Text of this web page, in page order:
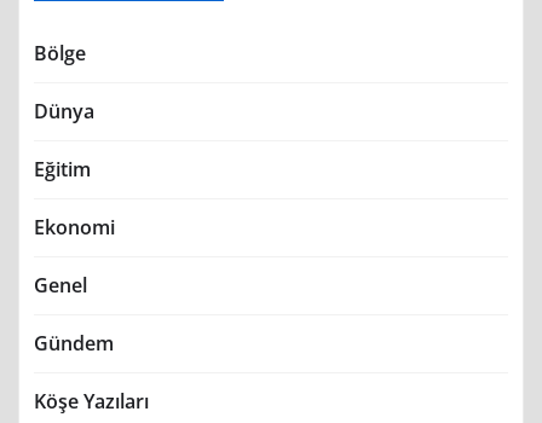
Bölge
Dünya
Eğitim
Ekonomi
Genel
Gündem
Köşe Yazıları